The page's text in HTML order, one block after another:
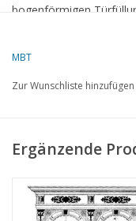
bogenförmigen
eine warme
Autor
MBT
Zur Wunschliste hinzufügen
Ergänzende